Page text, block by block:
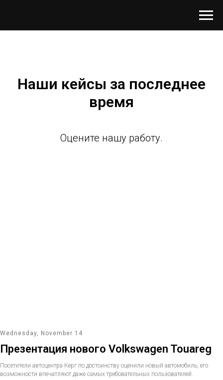
Наши кейсы за последнее
время
Оцените нашу работу.
Wednesday, November 14
Презентация нового Volkswagen Touаreg
Посетители автоцентра Керг по достоинству оценили новый автомобиль, его
возможности впечатляют даже самых требовательных пользователей.